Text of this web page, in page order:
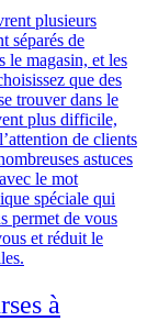
plusieurs
séparés de
le magasin, et les
que des
trouver dans le
plus difficile,
de clients
astuces
le mot
spéciale qui
permet de vous
et réduit le
.
à